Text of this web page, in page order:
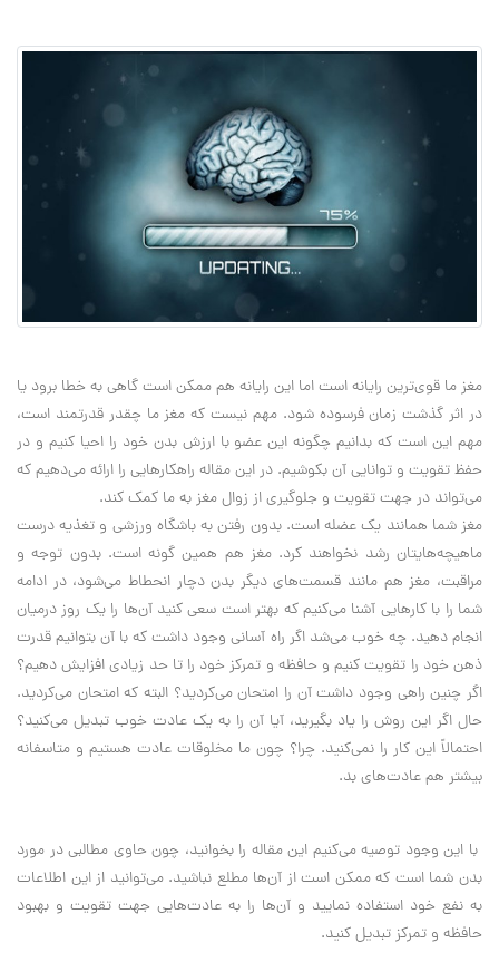
مغز ما قوی‌ترین رایانه است اما این رایانه هم ممکن است گاهی به خطا برود یا
در اثر گذشت زمان فرسوده شود. مهم نیست که مغز ما چقدر قدرتمند است،
مهم این است که بدانیم چگونه این عضو با ارزش بدن خود را احیا کنیم و در
حفظ تقویت و توانایی آن بکوشیم. در این مقاله راهکارهایی را ارائه می‌دهیم که
می‌تواند در جهت تقویت و جلوگیری از زوال مغز به ما کمک کند.
مغز شما همانند یک عضله است. بدون رفتن به باشگاه ورزشی و تغذیه درست
ماهیچه‌هایتان رشد نخواهند کرد. مغز هم همین گونه است. بدون توجه و
مراقبت، مغز هم مانند قسمت‌های دیگر بدن دچار انحطاط می‌شود، در ادامه
شما را با کارهایی آشنا می‌کنیم که بهتر است سعی کنید آن‌ها را یک روز درمیان
انجام دهید. چه خوب می‌شد اگر راه آسانی وجود داشت که با آن بتوانیم قدرت
ذهن خود را تقویت کنیم و حافظه و تمرکز خود را تا حد زیادی افزایش دهیم؟
اگر چنین راهی وجود داشت آن را امتحان می‌کردید؟ البته که امتحان می‌کردید.
حال اگر این روش را یاد بگیرید، آیا آن را به یک عادت خوب تبدیل می‌کنید؟
احتمالاً این کار را نمی‌کنید. چرا؟ چون ما مخلوقات عادت هستیم و متاسفانه
بیشتر هم عادت‌های بد.
با این وجود توصیه می‌کنیم این مقاله را بخوانید، چون حاوی مطالبی در مورد
بدن شما است که ممکن است از آن‌ها مطلع نباشید. می‌توانید از این اطلاعات
به نفع خود استفاده نمایید و آن‌ها را به عادت‌هایی جهت تقویت و بهبود
حافظه و تمرکز تبدیل کنید.